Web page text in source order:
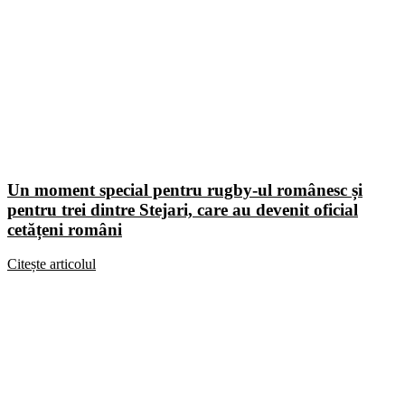
Un moment special pentru rugby-ul românesc și
pentru trei dintre Stejari, care au devenit oficial
cetățeni români
Citește articolul